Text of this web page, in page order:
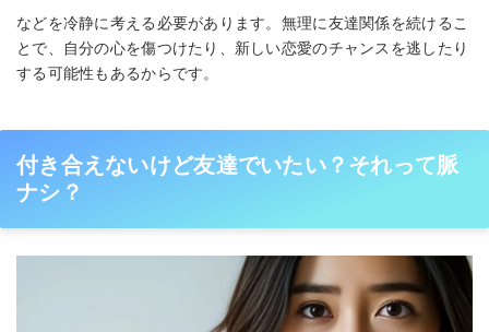
などを冷静に考える必要があります。無理に友達関係を続けるこ
とで、自分の心を傷つけたり、新しい恋愛のチャンスを逃したり
する可能性もあるからです。
付き合えないけど友達でいたい？それって脈
ナシ？